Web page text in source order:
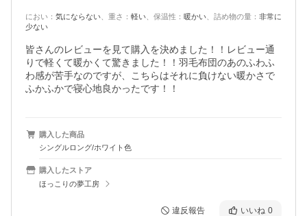
におい ： 気にならない 重さ ： 軽い 保温性 ： 暖かい 詰め物の量 ： 非常に
少ない
皆さんのレビューを見て購入を決めました！！レビュー通
りで軽くて暖かくて驚きました！！羽毛布団のあのふわふ
わ感が苦手なのですが、こちらはそれに負けない暖かさで
ふかふかで寝心地良かったです！！
購入した商品
シングルロング/ホワイト色
購入したストア
ほっこりの夢工房
違反報告 いいね 0